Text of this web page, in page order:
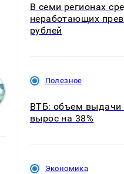
В семи регионах
неработающих
рублей
Полезное
ВТБ: объем выдачи
вырос на 38%
Экономика